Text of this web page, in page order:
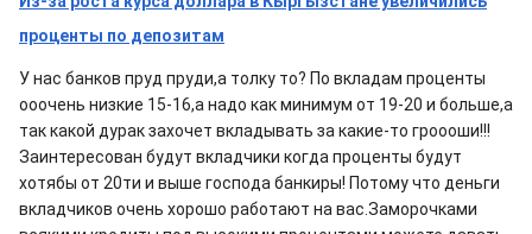
проценты по депозитам
У нас банков пруд пруди,а толку то? По вкладам проценты
ооочень низкие 15-16,а надо как минимум от 19-20 и больше,а
так какой дурак захочет вкладывать за какие-то гроооши!!!
Заинтересован будут вкладчики когда проценты будут
хотябы от 20ти и выше господа банкиры! Потому что деньги
вкладчиков очень хорошо работают на вас.Заморочками